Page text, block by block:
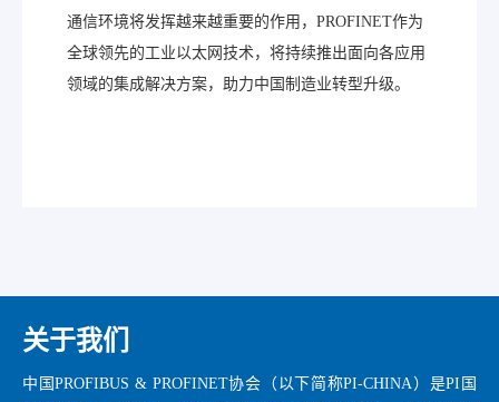
通信环境将发挥越来越重要的作用，PROFINET作为
全球领先的工业以太网技术，将持续推出面向各应用
领域的集成解决方案，助力中国制造业转型升级。
关于我们
中国PROFIBUS & PROFINET协会（以下简称PI-CHINA）是PI国